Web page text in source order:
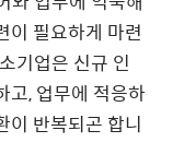
이 필요하게 마련
기업은 신규 인
고, 업무에 적응하
이 반복되곤 합니